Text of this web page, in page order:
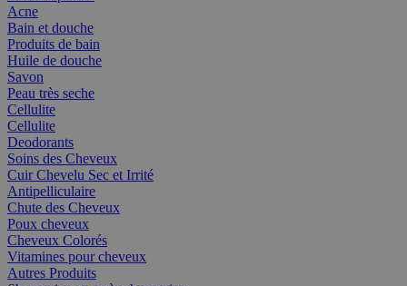
Acne
Bain et douche
Produits de bain
Huile de douche
Savon
Peau très seche
Cellulite
Cellulite
Deodorants
Soins des Cheveux
Cuir Chevelu Sec et Irrité
Antipelliculaire
Chute des Cheveux
Poux cheveux
Cheveux Colorés
Vitamines pour cheveux
Autres Produits